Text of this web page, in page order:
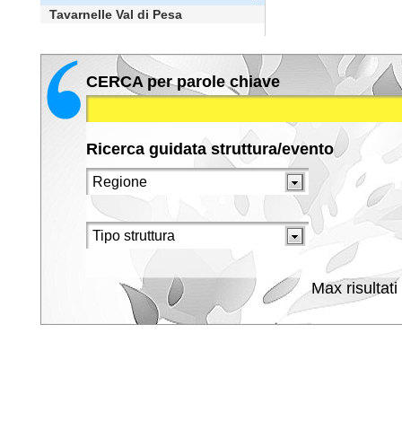
Tavarnelle Val di Pesa
CERCA per parole chiave
Ricerca guidata struttura/evento
Max risultati